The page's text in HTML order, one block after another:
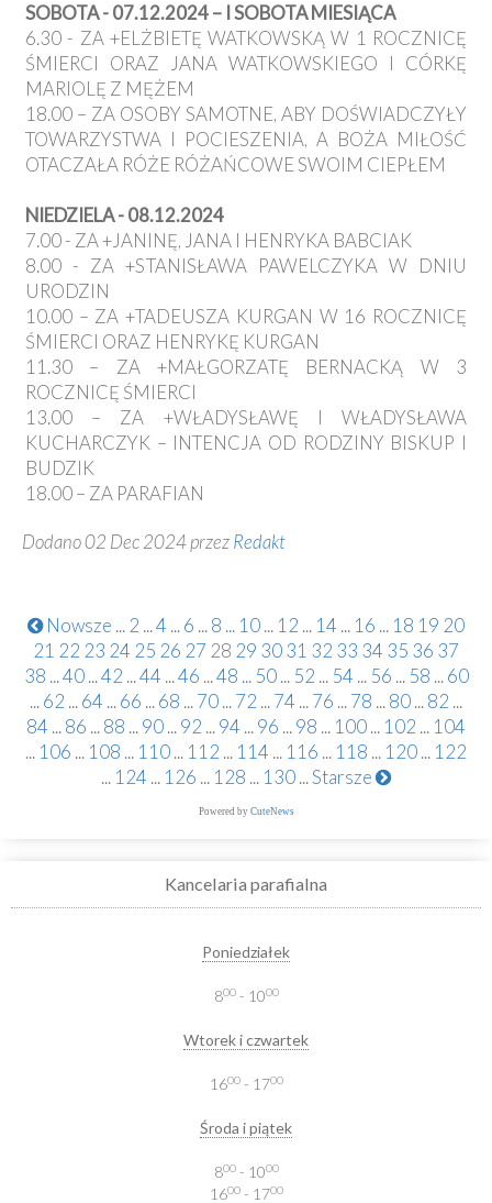
SOBOTA - 07.12.2024 – I SOBOTA MIESIĄCA
6.30 - ZA +ELŻBIETĘ WATKOWSKĄ W 1 ROCZNICĘ
ŚMIERCI ORAZ JANA WATKOWSKIEGO I CÓRKĘ
MARIOLĘ Z MĘŻEM
18.00 – ZA OSOBY SAMOTNE, ABY DOŚWIADCZYŁY
TOWARZYSTWA I POCIESZENIA, A BOŻA MIŁOŚĆ
OTACZAŁA RÓŻE RÓŻAŃCOWE SWOIM CIEPŁEM
NIEDZIELA - 08.12.2024
7.00 - ZA +JANINĘ, JANA I HENRYKA BABCIAK
8.00 - ZA +STANISŁAWA PAWELCZYKA W DNIU
URODZIN
10.00 – ZA +TADEUSZA KURGAN W 16 ROCZNICĘ
ŚMIERCI ORAZ HENRYKĘ KURGAN
11.30 – ZA +MAŁGORZATĘ BERNACKĄ W 3
ROCZNICĘ ŚMIERCI
13.00 – ZA +WŁADYSŁAWĘ I WŁADYSŁAWA
KUCHARCZYK – INTENCJA OD RODZINY BISKUP I
BUDZIK
18.00 – ZA PARAFIAN
Dodano 02 Dec 2024 przezRedakt
Nowsze ... 2 ...4 ...6 ...8 ... 10... 12 ... 14 ... 16 ... 18 19 20
21 22 23 24 25 26 27 28 29 3031 32 33 34 35 36 37
38 ...40 ...42 ...44 ...46 ...48 ... 50 ... 52 ... 54 ... 56 ... 58 ... 60
...62 ...64 ...66 ...68 ...70...72 ...74 ...76 ...78 ...80...82 ...
84 ...86 ...88 ...90...92 ...94 ...96 ...98 ... 100... 102 ... 104
... 106 ... 108 ... 110... 112 ... 114 ... 116 ... 118 ... 120... 122
... 124 ... 126 ... 128 ... 130...Starsze
Powered by CuteNews
Kancelaria parafialna
Poniedziałek
800- 1000
Wtorek i czwartek
1600- 1700
Środa i piątek
800- 1000
1600- 1700